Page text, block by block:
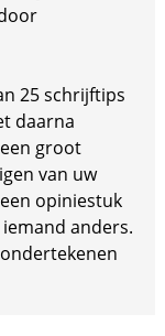
25 schrijftips
daarna
groot
van uw
opiniestuk
anders.